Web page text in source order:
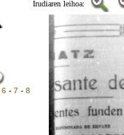
Irudiaren leihoa:
6 - 7 - 8